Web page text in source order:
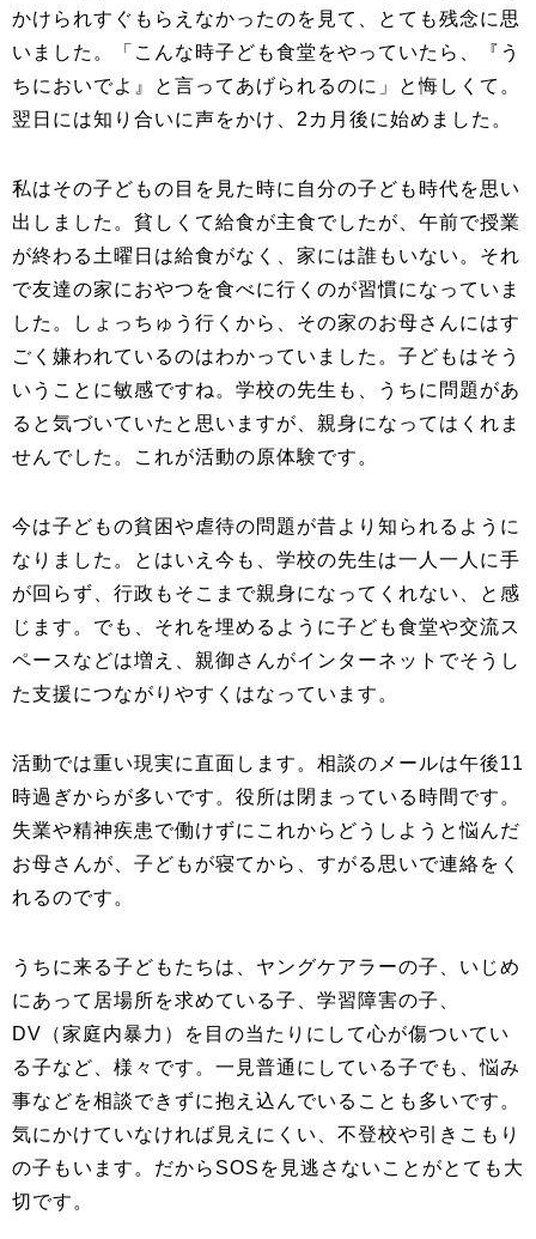
かけられすぐもらえなかったのを見て、とても残念に思
いました。「こんな時子ども食堂をやっていたら、『う
ちにおいでよ』と言ってあげられるのに」と悔しくて。
翌日には知り合いに声をかけ、2カ月後に始めました。
私はその子どもの目を見た時に自分の子ども時代を思い
出しました。貧しくて給食が主食でしたが、午前で授業
が終わる土曜日は給食がなく、家には誰もいない。それ
で友達の家におやつを食べに行くのが習慣になっていま
した。しょっちゅう行くから、その家のお母さんにはす
ごく嫌われているのはわかっていました。子どもはそう
いうことに敏感ですね。学校の先生も、うちに問題があ
ると気づいていたと思いますが、親身になってはくれま
せんでした。これが活動の原体験です。
今は子どもの貧困や虐待の問題が昔より知られるように
なりました。とはいえ今も、学校の先生は一人一人に手
が回らず、行政もそこまで親身になってくれない、と感
じます。でも、それを埋めるように子ども食堂や交流ス
ペースなどは増え、親御さんがインターネットでそうし
た支援につながりやすくはなっています。
活動では重い現実に直面します。相談のメールは午後11
時過ぎからが多いです。役所は閉まっている時間です。
失業や精神疾患で働けずにこれからどうしようと悩んだ
お母さんが、子どもが寝てから、すがる思いで連絡をく
れるのです。
うちに来る子どもたちは、ヤングケアラーの子、いじめ
にあって居場所を求めている子、学習障害の子、
DV（家庭内暴力）を目の当たりにして心が傷ついてい
る子など、様々です。一見普通にしている子でも、悩み
事などを相談できずに抱え込んでいることも多いです。
気にかけていなければ見えにくい、不登校や引きこもり
の子もいます。だからSOSを見逃さないことがとても大
切です。